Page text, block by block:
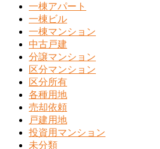
一棟アパート
一棟ビル
一棟マンション
中古戸建
分譲マンション
区分マンション
区分所有
各種用地
売却依頼
戸建用地
投資用マンション
未分類